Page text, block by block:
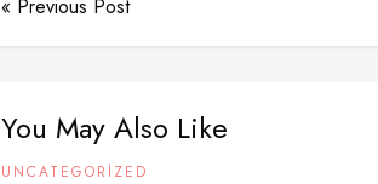
« Previous Post
You May Also Like
UNCATEGORIZED